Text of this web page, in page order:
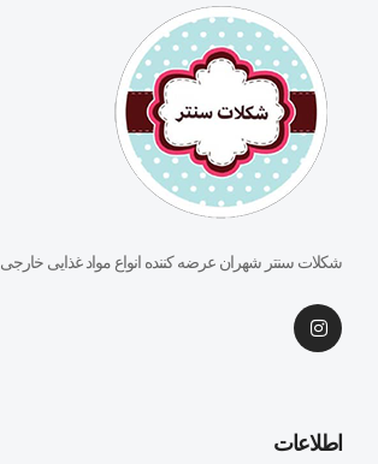
شکلات سنتر شهران عرضه کننده انواع مواد غذایی خارجی
اطلاعات